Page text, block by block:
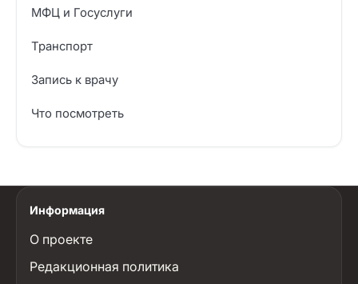
МФЦ и Госуслуги
Транспорт
Запись к врачу
Что посмотреть
Информация
О проекте
Редакционная политика